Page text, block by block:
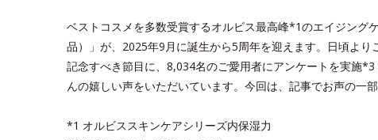
ベストコスメを多数受賞するオルビス最高峰*1のエイジン
品）」が、2025年9月に誕生から5周年を迎えます。日頃よ
記念すべき節目に、8,034名のご愛用者にアンケートを実施
んの嬉しい声をいただいています。今回は、記事でお声の一部
*1 オルビススキンケアシリーズ内保湿力